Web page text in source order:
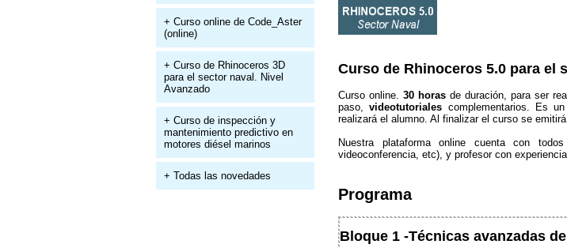
+ Curso online de Code_Aster
(online)
+ Curso de Rhinoceros 3D
para el sector naval. Nivel
Avanzado
+ Curso de inspección y
mantenimiento predictivo en
motores diésel marinos
+ Todas las novedades
Curso de Rhinoceros 5.0 para el
Curso online.30 horas de duración, para ser
paso,videotutoriales complementarios. Es un
realizará el alumno. Al finalizar el curso se
Nuestra plataforma online cuenta con
videoconferencia, etc), y profesor con
Programa
Bloque 1 -Técnicas avanzadas